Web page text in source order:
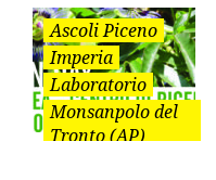
(SA)
Salerno
Sanremo (IM)
Tronto (AP)
Visita guidata
Ascoli Piceno
Imperia
Laboratorio
Monsanpolo del
Tronto (AP)